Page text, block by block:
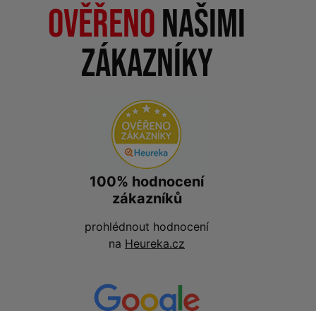
Ověřenonašimi
zákazníky
100% hodnocení
zákazníků
prohlédnout hodnocení
na Heureka.cz